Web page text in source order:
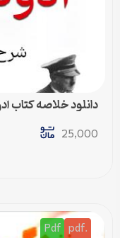
دانلود خلاصه کتاب
25,000
.pdf
Pdf